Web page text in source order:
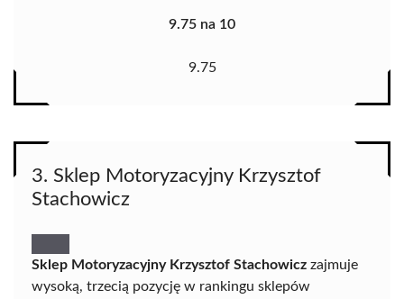
9.75 na 10
9.75
3. Sklep Motoryzacyjny Krzysztof
Stachowicz
Sklep Motoryzacyjny Krzysztof Stachowicz zajmuje
wysoką, trzecią pozycję w rankingu sklepów